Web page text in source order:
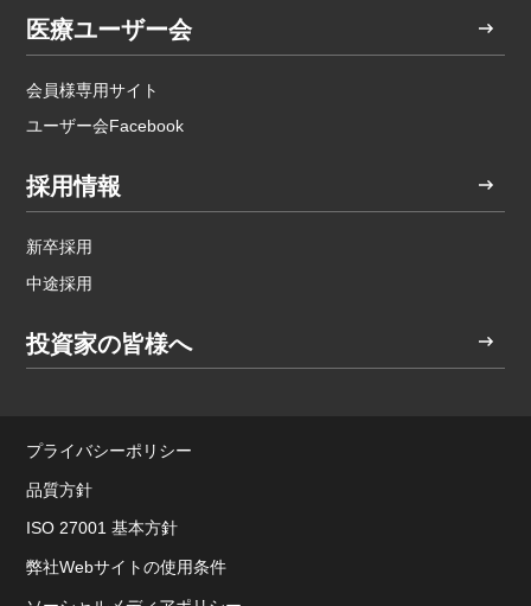
医療ユーザー会
会員様専用サイト
ユーザー会Facebook
採用情報
新卒採用
中途採用
投資家の皆様へ
プライバシーポリシー
品質方針
ISO 27001 基本方針
弊社Webサイトの使用条件